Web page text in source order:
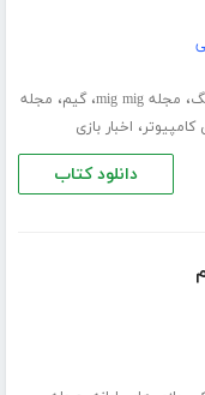
، مجله mig mig ،گیم، مجله
کامپیوتر، اخبار بازی
دانلود کتاب